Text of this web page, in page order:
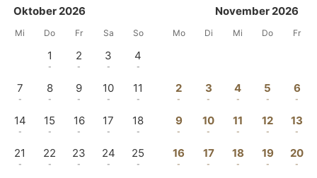
Oktober 2026
Mi Do Fr Sa So
1
-
2
-
3
-
4
-
7
-
8
-
9
-
10
-
11
-
14
-
15
-
16
-
17
-
18
-
21
-
22
-
23
-
24
-
25
-
November 2026
Mo Di Mi Do Fr
2
-
3
-
4
-
5
-
6
-
9
-
10
-
11
-
12
-
13
-
16
-
17
-
18
-
19
-
20
-